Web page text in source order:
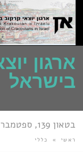
ארגון
בישראל
בטאון 139, ספטמבר 2018
ראשי » כללי